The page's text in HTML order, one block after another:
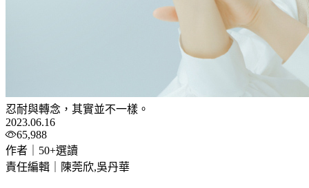
忍耐與轉念，其實並不一樣。
2023.06.16
65,988
作者｜50+選讀
責任編輯｜陳莞欣,吳丹華